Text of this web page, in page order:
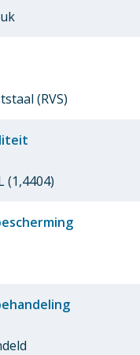
(RVS)
(1,4404)